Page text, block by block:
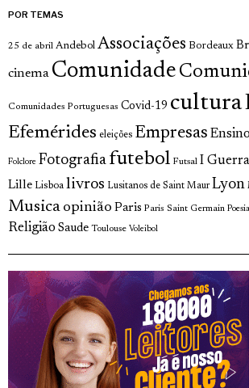
POR TEMAS
25 de abril Andebol Associações Bordeaux
cinema Comunidade
Comunidades Portuguesas Covid-19 cultura
Efemérides eleições Empresas Ensino
Folclore Fotografia futebol Futsal I
Lille Lisboa livros Lusitanos de Saint Maur Lyon
Musica opinião Paris Paris Saint Germain Poesia
Religião Saude Toulouse Voleibol